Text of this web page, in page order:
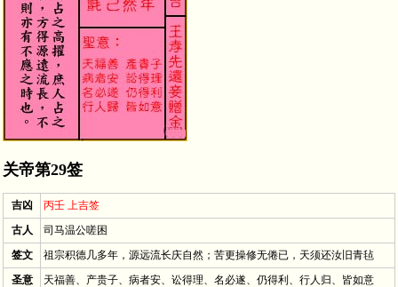
关帝第29签
吉凶
丙壬 上吉签
古人
司马温公嗟困
签文
祖宗积德几多年，源远流长庆自然；苦更操修无倦已，天须还汝旧青毡
圣意
天福善、产贵子、病者安、讼得理、名必遂、仍得利、行人归、皆如意